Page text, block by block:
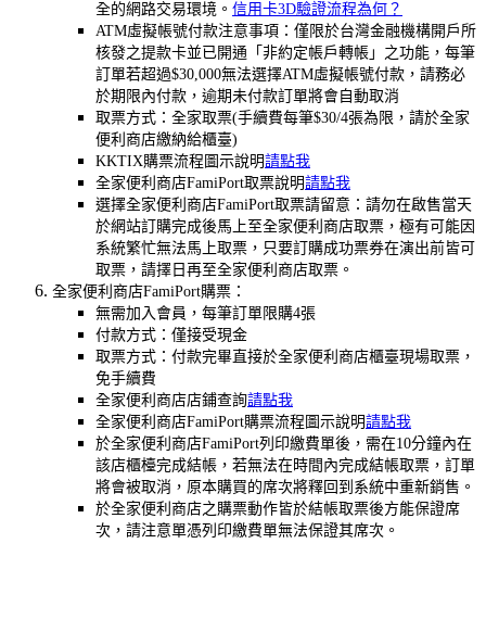
全的網路交易環境。 信用卡3D驗證流程為何？
ATM虛擬帳號付款注意事項：僅限於台灣金融機構開戶所
核發之提款卡並已開通「非約定帳戶轉帳」之功能，每筆
訂單若超過$30,000無法選擇ATM虛擬帳號付款，請務必
於期限內付款，逾期未付款訂單將會自動取消
取票方式：全家取票(手續費每筆$30/4張為限，請於全家
便利商店繳納給櫃臺)
KKTIX購票流程圖示說明請點我
全家便利商店FamiPort取票說明請點我
選擇全家便利商店FamiPort取票請留意：請勿在啟售當天
於網站訂購完成後馬上至全家便利商店取票，極有可能因
系統繁忙無法馬上取票，只要訂購成功票券在演出前皆可
取票，請擇日再至全家便利商店取票。
全家便利商店FamiPort購票：
無需加入會員，每筆訂單限購4張
付款方式：僅接受現金
取票方式：付款完畢直接於全家便利商店櫃臺現場取票，
免手續費
全家便利商店店鋪查詢請點我
全家便利商店FamiPort購票流程圖示說明請點我
於全家便利商店FamiPort列印繳費單後，需在10分鐘內在
該店櫃檯完成結帳，若無法在時間內完成結帳取票，訂單
將會被取消，原本購買的席次將釋回到系統中重新銷售。
於全家便利商店之購票動作皆於結帳取票後方能保證席
次，請注意單憑列印繳費單無法保證其席次。